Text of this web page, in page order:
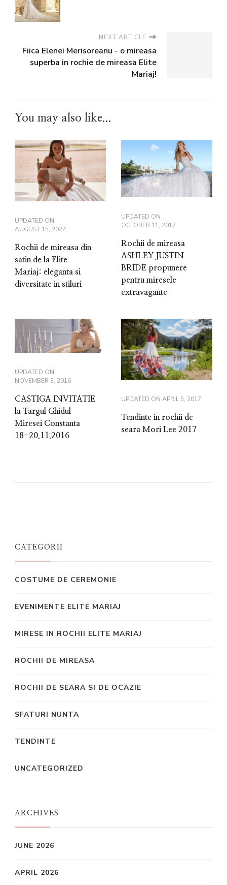
NEXT ARTICLE
Fiica Elenei Merisoreanu - o mireasa
superba in rochie de mireasa Elite
Mariaj!
You may also like...
UPDATED ON
AUGUST 15, 2024
Rochii de mireasa din
satin de la Elite
Mariaj: eleganta si
diversitate in stiluri
UPDATED ON
OCTOBER 11, 2017
Rochii de mireasa
ASHLEY JUSTIN
BRIDE propunere
pentru miresele
extravagante
UPDATED ON
NOVEMBER 3, 2016
CASTIGA INVITATIE
la Targul Ghidul
Miresei Constanta
18-20.11.2016
UPDATED ON APRIL 5, 2017
Tendinte in rochii de
seara Mori Lee 2017
CATEGORII
COSTUME DE CEREMONIE
EVENIMENTE ELITE MARIAJ
MIRESE IN ROCHII ELITE MARIAJ
ROCHII DE MIREASA
ROCHII DE SEARA SI DE OCAZIE
SFATURI NUNTA
TENDINTE
UNCATEGORIZED
ARCHIVES
JUNE 2026
APRIL 2026